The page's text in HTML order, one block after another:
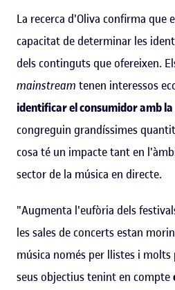
La recerca d'Oliva confirma que
capacitat de determinar les
dels continguts que ofereixen.
mainstream tenen interessos
identificar el consumidor amb
congreguin grandíssimes
cosa té un impacte tant en
sector de la música en directe.
"Augmenta l'eufòria dels
les sales de concerts estan
música només per llistes i
seus objectius tenint en compte